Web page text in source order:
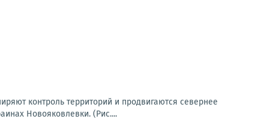
контроль территорий и продвигаются севернее
Новояковлевки. (Рис....